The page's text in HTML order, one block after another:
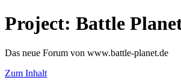
Project: Battle
Das neue Forum von www.battle-planet.de
Zum Inhalt